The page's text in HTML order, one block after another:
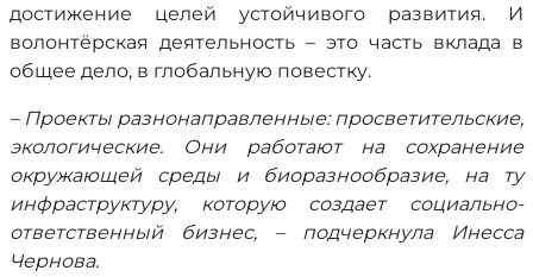
достижение целей устойчивого развития. И
волонтёрская деятельность – это часть вклада в
общее дело, в глобальную повестку.
– Проекты разнонаправленные: просветительские,
экологические. Они работают на сохранение
окружающей среды и биоразнообразие, на ту
инфраструктуру, которую создает социально-
ответственный бизнес, – подчеркнула Инесса
Чернова.